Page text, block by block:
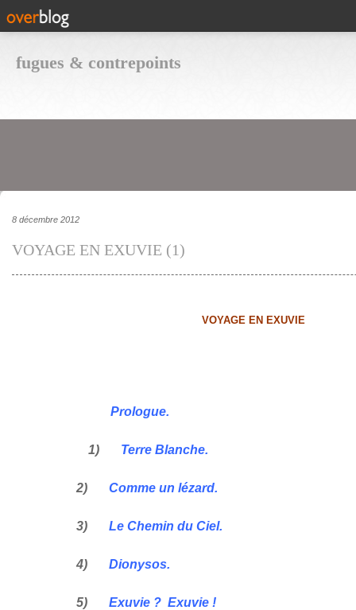
fugues & contrepoints
8 décembre 2012
VOYAGE EN EXUVIE (1)
VOYAGE EN EXUVIE
Prologue.
1) Terre Blanche.
2) Comme un lézard.
3) Le Chemin du Ciel.
4) Dionysos.
5) Exuvie ? Exuvie !